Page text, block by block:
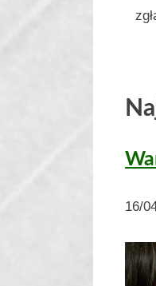
16/